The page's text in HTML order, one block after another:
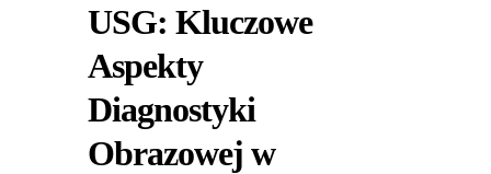
USG: Kluczowe
Aspekty
Diagnostyki
Obrazowej w